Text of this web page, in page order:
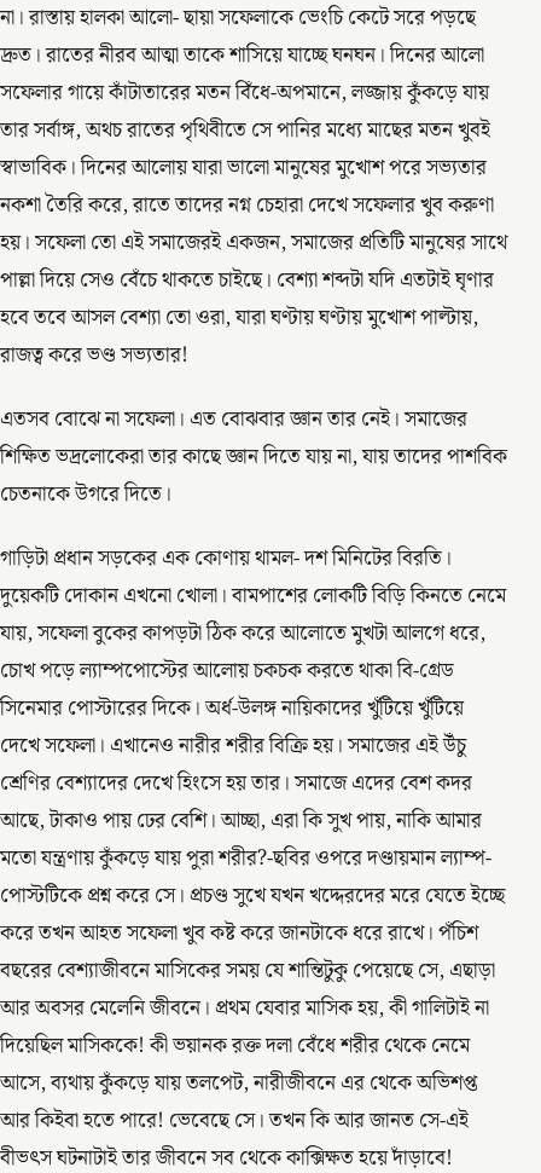
না। রাস্তায় হালকা আলো- ছায়া সফেলাকে ভেংচি কেটে সরে পড়ছে
দ্রুত। রাতের নীরব আত্মা তাকে শাসিয়ে যাচ্ছে ঘনঘন। দিনের আলো
সফেলার গায়ে কাঁটাতারের মতন বিঁধে-অপমানে, লজ্জায় কুঁকড়ে যায়
তার সর্বাঙ্গ, অথচ রাতের পৃথিবীতে সে পানির মধ্যে মাছের মতন খুবই
স্বাভাবিক। দিনের আলোয় যারা ভালো মানুষের মুখোশ পরে সভ্যতার
নকশা তৈরি করে, রাতে তাদের নগ্ন চেহারা দেখে সফেলার খুব করুণা
হয়। সফেলা তো এই সমাজেরই একজন, সমাজের প্রতিটি মানুষের সাথে
পাল্লা দিয়ে সেও বেঁচে থাকতে চাইছে। বেশ্যা শব্দটা যদি এতটাই ঘৃণার
হবে তবে আসল বেশ্যা তো ওরা, যারা ঘণ্টায় ঘণ্টায় মুখোশ পাল্টায়,
রাজত্ব করে ভণ্ড সভ্যতার!
এতসব বোঝে না সফেলা। এত বোঝবার জ্ঞান তার নেই। সমাজের
শিক্ষিত ভদ্রলোকেরা তার কাছে জ্ঞান দিতে যায় না, যায় তাদের পাশবিক
চেতনাকে উগরে দিতে।
গাড়িটা প্রধান সড়কের এক কোণায় থামল- দশ মিনিটের বিরতি।
দুয়েকটি দোকান এখনো খোলা। বামপাশের লোকটি বিড়ি কিনতে নেমে
যায়, সফেলা বুকের কাপড়টা ঠিক করে আলোতে মুখটা আলগে ধরে,
চোখ পড়ে ল্যাম্পপোস্টের আলোয় চকচক করতে থাকা বি-গ্রেড
সিনেমার পোস্টারের দিকে। অর্ধ-উলঙ্গ নায়িকাদের খুঁটিয়ে খুঁটিয়ে
দেখে সফেলা। এখানেও নারীর শরীর বিক্রি হয়। সমাজের এই উঁচু
শ্রেণির বেশ্যাদের দেখে হিংসে হয় তার। সমাজে এদের বেশ কদর
আছে, টাকাও পায় ঢের বেশি। আচ্ছা, এরা কি সুখ পায়, নাকি আমার
মতো যন্ত্রণায় কুঁকড়ে যায় পুরা শরীর?-ছবির ওপরে দণ্ডায়মান ল্যাম্প-
পোস্টটিকে প্রশ্ন করে সে। প্রচণ্ড সুখে যখন খদ্দেরদের মরে যেতে ইচ্ছে
করে তখন আহত সফেলা খুব কষ্ট করে জানটাকে ধরে রাখে। পঁচিশ
বছরের বেশ্যাজীবনে মাসিকের সময় যে শান্তিটুকু পেয়েছে সে, এছাড়া
আর অবসর মেলেনি জীবনে। প্রথম যেবার মাসিক হয়, কী গালিটাই না
দিয়েছিল মাসিককে! কী ভয়ানক রক্ত দলা বেঁধে শরীর থেকে নেমে
আসে, ব্যথায় কুঁকড়ে যায় তলপেট, নারীজীবনে এর থেকে অভিশপ্ত
আর কিইবা হতে পারে! ভেবেছে সে। তখন কি আর জানত সে-এই
বীভৎস ঘটনাটাই তার জীবনে সব থেকে কাক্সিক্ষত হয়ে দাঁড়াবে!